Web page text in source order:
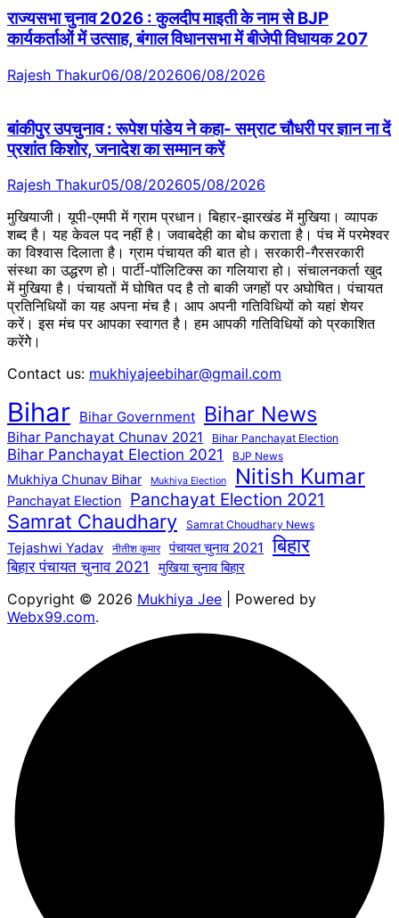
राज्यसभा चुनाव 2026 : कुलदीप माइती के नाम से BJP
कार्यकर्ताओं में उत्साह, बंगाल विधानसभा में बीजेपी विधायक 207
Rajesh Thakur06/08/202606/08/2026
बांकीपुर उपचुनाव : रूपेश पांडेय ने कहा- सम्राट चौधरी पर ज्ञान ना दें
प्रशांत किशोर, जनादेश का सम्मान करें
Rajesh Thakur05/08/202605/08/2026
मुखियाजी। यूपी-एमपी में ग्राम प्रधान। बिहार-झारखंड में मुखिया। व्यापक
शब्द है। यह केवल पद नहीं है। जवाबदेही का बोध कराता है। पंच में परमेश्वर
का विश्वास दिलाता है। ग्राम पंचायत की बात हो। सरकारी-गैरसरकारी
संस्था का उद्धरण हो। पार्टी-पॉलिटिक्स का गलियारा हो। संचालनकर्ता खुद
में मुखिया है। पंचायतों में घोषित पद है तो बाकी जगहों पर अघोषित। पंचायत
प्रतिनिधियों का यह अपना मंच है। आप अपनी गतिविधियों को यहां शेयर
करें। इस मंच पर आपका स्वागत है। हम आपकी गतिविधियों को प्रकाशित
करेंगेे।
Contact us: mukhiyajeebihar@gmail.com
Bihar Bihar Government Bihar News
Bihar Panchayat Chunav 2021 Bihar Panchayat Election
Bihar Panchayat Election 2021 BJP News
Mukhiya Chunav Bihar Mukhiya Election Nitish Kumar
Panchayat Election Panchayat Election 2021
Samrat Chaudhary Samrat Choudhary News
Tejashwi Yadav नीतीश कुमार पंचायत चुनाव 2021 बिहार
बिहार पंचायत चुनाव 2021 मुखिया चुनाव बिहार
Copyright © 2026 Mukhiya Jee | Powered by
Webx99.com.